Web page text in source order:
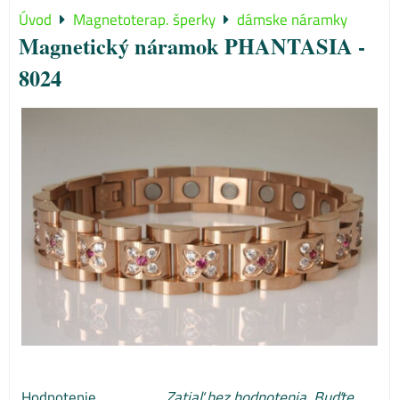
Úvod Magnetoterap. šperky dámske náramky
Magnetický náramok PHANTASIA -
8024